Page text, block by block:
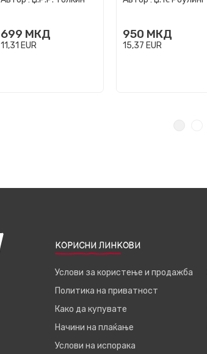
699 МКД
11,31 EUR
950 МКД
15,37 EUR
КОРИСНИ ЛИНКОВИ
Услови за користење и продажба
Политика на приватност
Како да купувате
Начини на плаќање
Услови на испорака